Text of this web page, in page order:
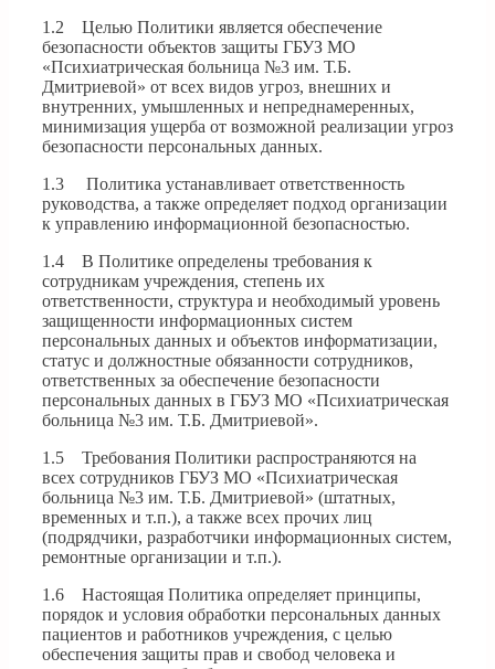
1.2 Целью Политики является обеспечение
безопасности объектов защиты ГБУЗ МО
«Психиатрическая больница №3 им. Т.Б.
Дмитриевой» от всех видов угроз, внешних и
внутренних, умышленных и непреднамеренных,
минимизация ущерба от возможной реализации угроз
безопасности персональных данных.
1.3 Политика устанавливает ответственность
руководства, а также определяет подход организации
к управлению информационной безопасностью.
1.4 В Политике определены требования к
сотрудникам учреждения, степень их
ответственности, структура и необходимый уровень
защищенности информационных систем
персональных данных и объектов информатизации,
статус и должностные обязанности сотрудников,
ответственных за обеспечение безопасности
персональных данных в ГБУЗ МО «Психиатрическая
больница №3 им. Т.Б. Дмитриевой».
1.5 Требования Политики распространяются на
всех сотрудников ГБУЗ МО «Психиатрическая
больница №3 им. Т.Б. Дмитриевой» (штатных,
временных и т.п.), а также всех прочих лиц
(подрядчики, разработчики информационных систем,
ремонтные организации и т.п.).
1.6 Настоящая Политика определяет принципы,
порядок и условия обработки персональных данных
пациентов и работников учреждения, с целью
обеспечения защиты прав и свобод человека и